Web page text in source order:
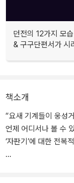
던전의 12가지 모
& 구구단편서가
책소개
“요새 기계들이 웅성
언제 어디서나 볼 수
‘자판기’에 대한 전복